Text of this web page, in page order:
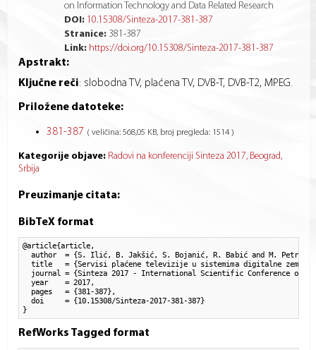
on Information Technology and Data Related Research
DOI: 10.15308/Sinteza-2017-381-387
Stranice: 381 -387
Link: https://doi.org/10.15308/Sinteza-2017-381-387
Apstrakt:
Ključne reči: slobodna TV, plaćena TV, DVB-T, DVB-T2, MPEG.
Priložene datoteke:
381-387 ( veličina: 568,05 KB, broj pregleda: 1514 )
Kategorije objave: Radovi na konferenciji Sinteza 2017, Beograd,
Srbija
Preuzimanje citata:
BibTeX format
@article{article,
author  = {S. Ilić, B. Jakšić, S. Bojanić, R. Babić and M.
title   = {Servisi plaćene televizije u sistemima digitalne
journal = {Sinteza 2017 - International Scientific Conference on
  year    = 2017,
  pages   = {381-387},
  doi     = {10.15308/Sinteza-2017-381-387}
}
RefWorks Tagged format